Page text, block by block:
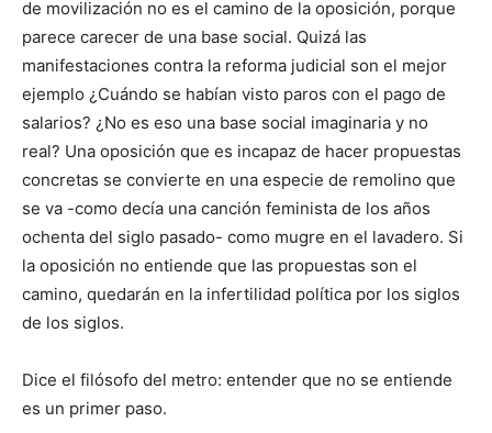
de movilización no es el camino de la oposición, porque
parece carecer de una base social. Quizá las
manifestaciones contra la reforma judicial son el mejor
ejemplo ¿Cuándo se habían visto paros con el pago de
salarios? ¿No es eso una base social imaginaria y no
real? Una oposición que es incapaz de hacer propuestas
concretas se convierte en una especie de remolino que
se va -como decía una canción feminista de los años
ochenta del siglo pasado- como mugre en el lavadero. Si
la oposición no entiende que las propuestas son el
camino, quedarán en la infertilidad política por los siglos
de los siglos.
Dice el filósofo del metro: entender que no se entiende
es un primer paso.